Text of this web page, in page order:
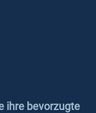
ihre bevorzugte